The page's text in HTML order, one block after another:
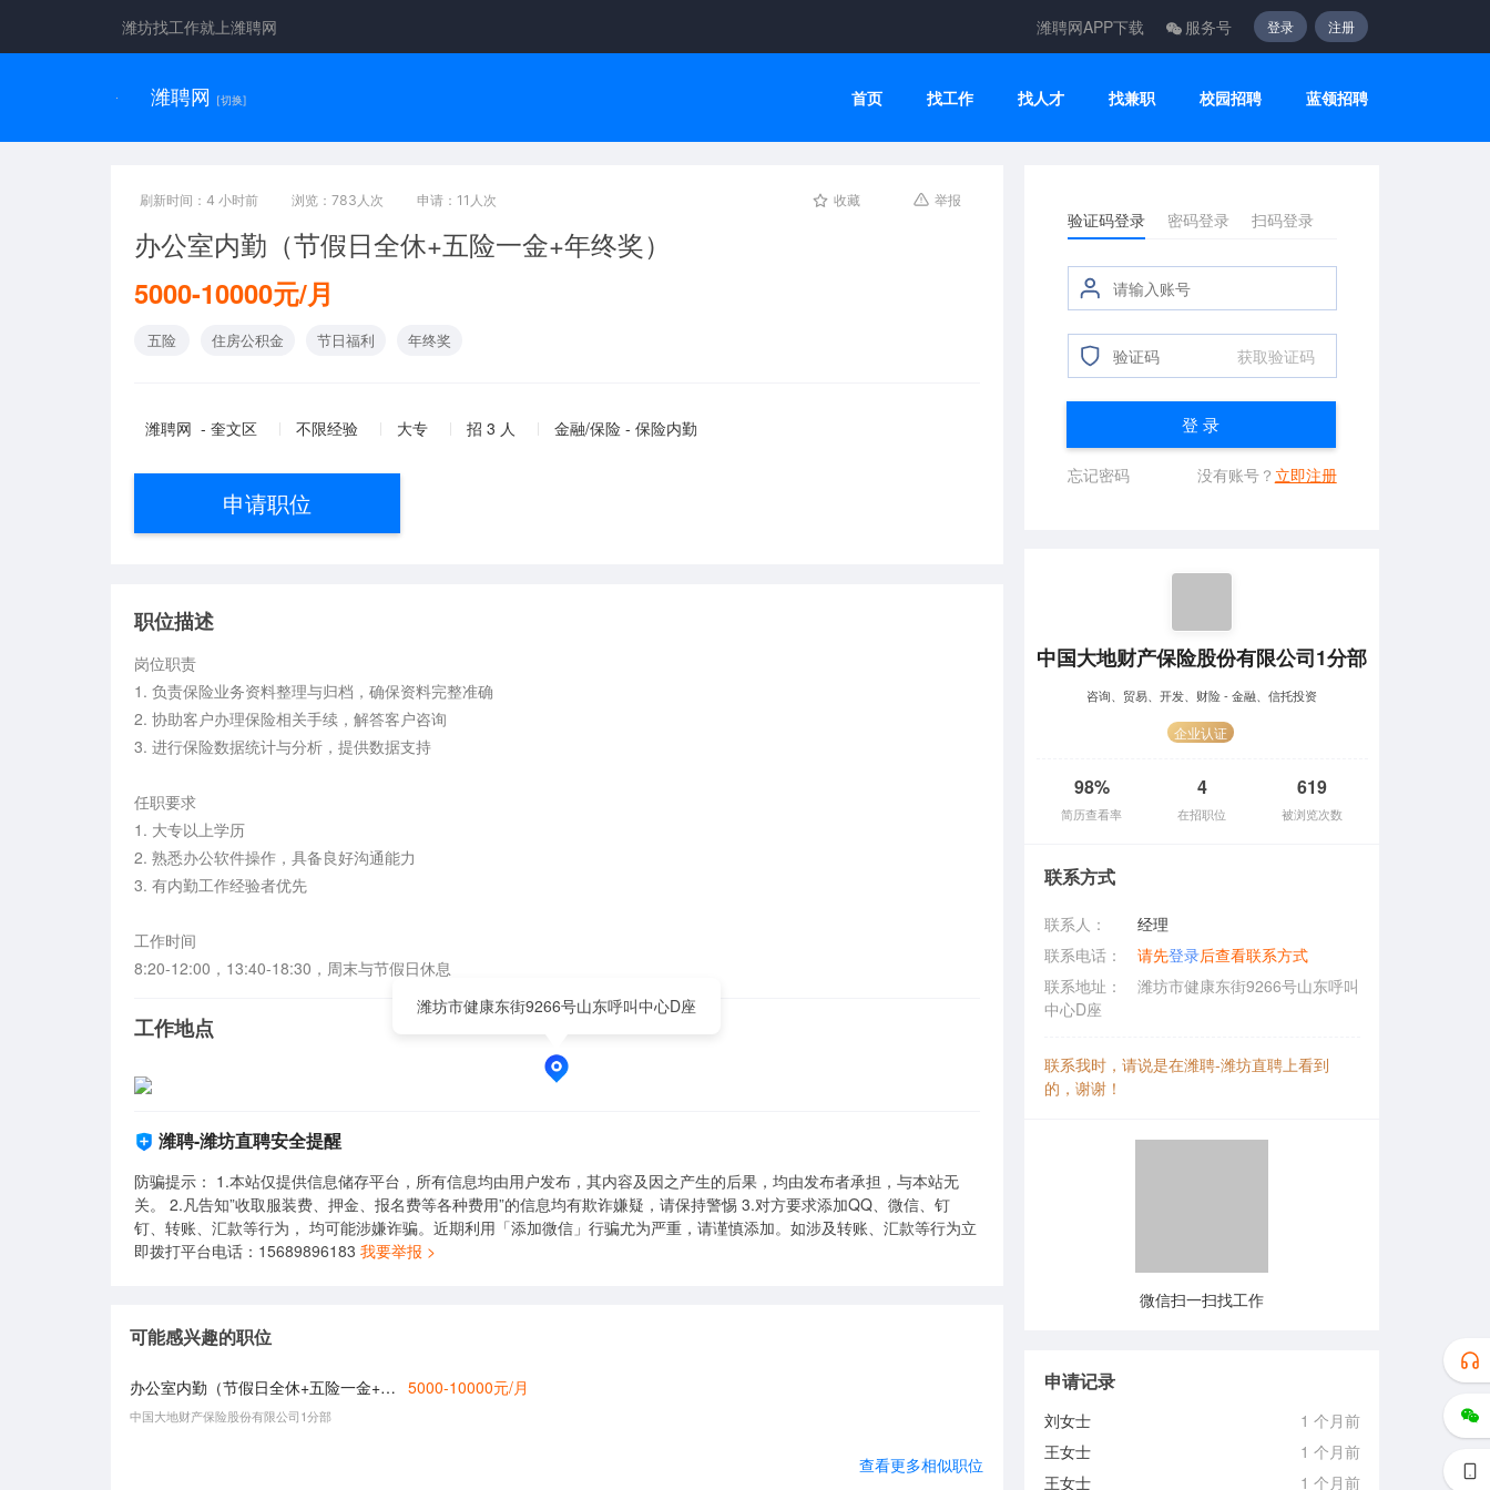
潍坊找工作就上潍聘网 潍聘网APP下载 服务号 登录 注册
潍聘网 [切换] 首页 找工作 找人才 找兼职 校园招聘 蓝领招聘
刷新时间：4 小时前 浏览：783人次 申请：11人次 收藏 举报
办公室内勤（节假日全休+五险一金+年终奖）
5000-10000元/月
五险 住房公积金 节日福利 年终奖
潍聘网 - 奎文区 不限经验 大专 招 3 人 金融/保险 - 保险内勤
申请职位
职位描述
岗位职责
1. 负责保险业务资料整理与归档，确保资料完整准确
2. 协助客户办理保险相关手续，解答客户咨询
3. 进行保险数据统计与分析，提供数据支持
任职要求
1. 大专以上学历
2. 熟悉办公软件操作，具备良好沟通能力
3. 有内勤工作经验者优先
工作时间
8:20-12:00，13:40-18:30，周末与节假日休息
工作地点
潍坊市健康东街9266号山东呼叫中心D座
潍聘-潍坊直聘安全提醒
防骗提示： 1.本站仅提供信息储存平台，所有信息均由用户发布，其内容及因之产生的后果，均由发布者承担，与本站无
关。 2.凡告知”收取服装费、押金、报名费等各种费用”的信息均有欺诈嫌疑，请保持警惕 3.对方要求添加QQ、微信、钉
钉、转账、汇款等行为， 均可能涉嫌诈骗。近期利用「添加微信」行骗尤为严重，请谨慎添加。如涉及转账、汇款等行为立
即拨打平台电话：15689896183 我要举报 >
可能感兴趣的职位
办公室内勤（节假日全休+五险一金+年终奖） 5000-10000元/月
中国大地财产保险股份有限公司1分部
查看更多相似职位
验证码登录 密码登录 扫码登录
获取验证码
登 录
忘记密码 没有账号？ 立即注册
中国大地财产保险股份有限公司1分部
咨询、贸易、开发、财险 - 金融、信托投资
企业认证
98%
简历查看率
4
在招职位
619
被浏览次数
联系方式
联系人：
经理
联系电话：
请先登录后查看联系方式
联系地址：
潍坊市健康东街9266号山东呼叫
中心D座
联系我时，请说是在潍聘-潍坊直聘上看到
的，谢谢！
微信扫一扫找工作
申请记录
刘女士
1 个月前
王女士
1 个月前
王女士
1 个月前